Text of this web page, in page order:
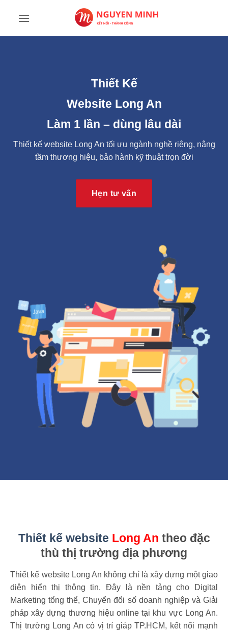
Thiết Kế
Website Long An
Làm 1 lần – dùng lâu dài
Thiết kế website Long An tối ưu ngành nghề riêng, nâng
tầm thương hiệu, bảo hành kỹ thuật trọn đời
Hẹn tư vấn
Thiết kế website Long An theo đặc
thù thị trường địa phương
Thiết kế website Long An không chỉ là xây dựng một giao
diện hiển thị thông tin. Đây là nền tảng cho Digital
Marketing tổng thể, Chuyển đổi số doanh nghiệp và Giải
pháp xây dựng thương hiệu online tại khu vực Long An.
Thị trường Long An có vị trí giáp TP.HCM, kết nối mạnh